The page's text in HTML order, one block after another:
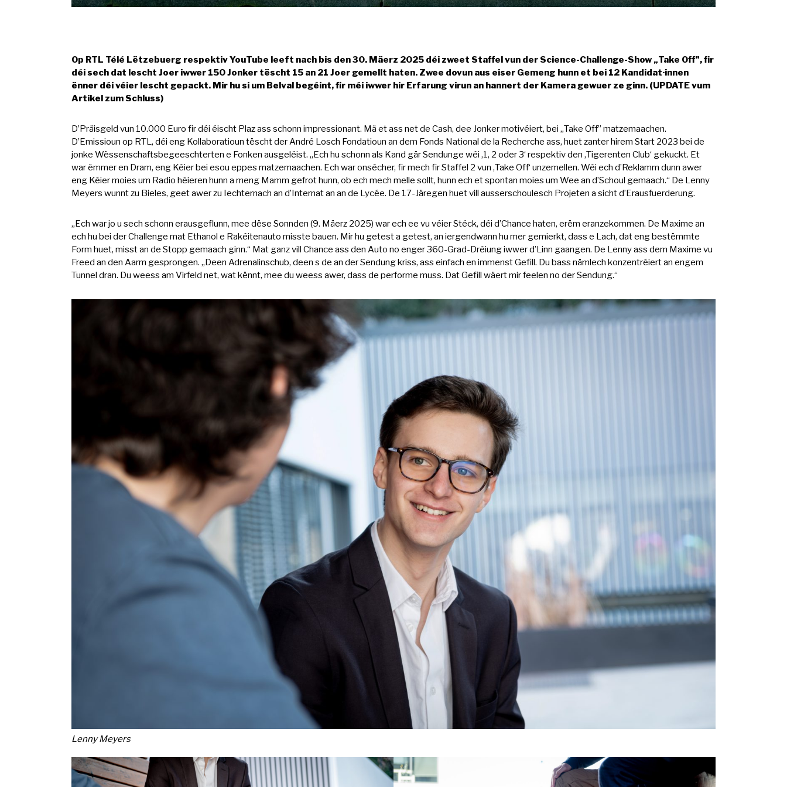
Op RTL Télé Lëtzebuerg respektiv YouTube leeft nach bis den 30. Mäerz 2025 déi zweet Staffel vun der Science-Challenge-Show „Take Off”, fir
déi sech dat lescht Joer iwwer 150 Jonker tëscht 15 an 21 Joer gemellt haten. Zwee dovun aus eiser Gemeng hunn et bei 12 Kandidat·innen
ënner déi véier lescht gepackt. Mir hu si um Belval begéint, fir méi iwwer hir Erfarung virun an hannert der Kamera gewuer ze ginn. (UPDATE vum
Artikel zum Schluss)
D’Präisgeld vun 10.000 Euro fir déi éischt Plaz ass schonn impressionant. Mä et ass net de Cash, dee Jonker motivéiert, bei „Take Off” matzemaachen.
D’Emissioun op RTL, déi eng Kollaboratioun tëscht der André Losch Fondatioun an dem Fonds National de la Recherche ass, huet zanter hirem Start 2023 bei de
jonke Wëssenschaftsbegeeschterten e Fonken ausgeléist. „Ech hu schonn als Kand gär Sendunge wéi ‚1, 2 oder 3‘ respektiv den ‚Tigerenten Club‘ gekuckt. Et
war ëmmer en Dram, eng Kéier bei esou eppes matzemaachen. Ech war onsécher, fir mech fir Staffel 2 vun ‚Take Off‘ unzemellen. Wéi ech d’Reklamm dunn awer
eng Kéier moies um Radio héieren hunn a meng Mamm gefrot hunn, ob ech mech melle sollt, hunn ech et spontan moies um Wee an d’Schoul gemaach.“ De Lenny
Meyers wunnt zu Bieles, geet awer zu Iechternach an d’Internat an an de Lycée. De 17-Järegen huet vill ausserschoulesch Projeten a sicht d’Erausfuerderung.
„Ech war jo u sech schonn erausgeflunn, mee dëse Sonnden (9. Mäerz 2025) war ech ee vu véier Stéck, déi d’Chance haten, erëm eranzekommen. De Maxime an
ech hu bei der Challenge mat Ethanol e Rakéitenauto misste bauen. Mir hu getest a getest, an iergendwann hu mer gemierkt, dass e Lach, dat eng bestëmmte
Form huet, misst an de Stopp gemaach ginn.“ Mat ganz vill Chance ass den Auto no enger 360-Grad-Dréiung iwwer d’Linn gaangen. De Lenny ass dem Maxime vu
Freed an den Aarm gesprongen. „Deen Adrenalinschub, deen s de an der Sendung kriss, ass einfach en immenst Gefill. Du bass nämlech konzentréiert an engem
Tunnel dran. Du weess am Virfeld net, wat kënnt, mee du weess awer, dass de performe muss. Dat Gefill wäert mir feelen no der Sendung.“
Lenny Meyers